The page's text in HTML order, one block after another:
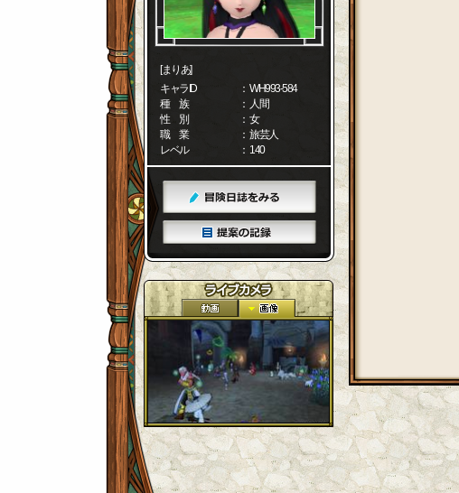
[まりあ]
キャラID
： WH993-584
種 族
： 人間
性 別
： 女
職 業
： 旅芸人
レベル
： 140